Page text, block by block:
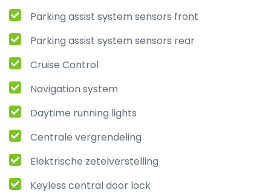
Parking assist system sensors front
Parking assist system sensors rear
Cruise Control
Navigation system
Daytime running lights
Centrale vergrendeling
Elektrische zetelverstelling
Keyless central door lock